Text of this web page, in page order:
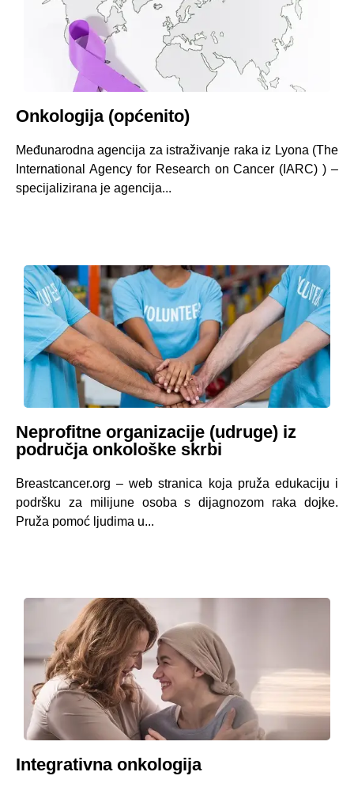
Onkologija (općenito)
Međunarodna agencija za istraživanje raka iz Lyona (The
International Agency for Research on Cancer (IARC) ) –
specijalizirana je agencija...
Neprofitne organizacije (udruge) iz
područja onkološke skrbi
Breastcancer.org – web stranica koja pruža edukaciju i
podršku za milijune osoba s dijagnozom raka dojke.
Pruža pomoć ljudima u...
Integrativna onkologija